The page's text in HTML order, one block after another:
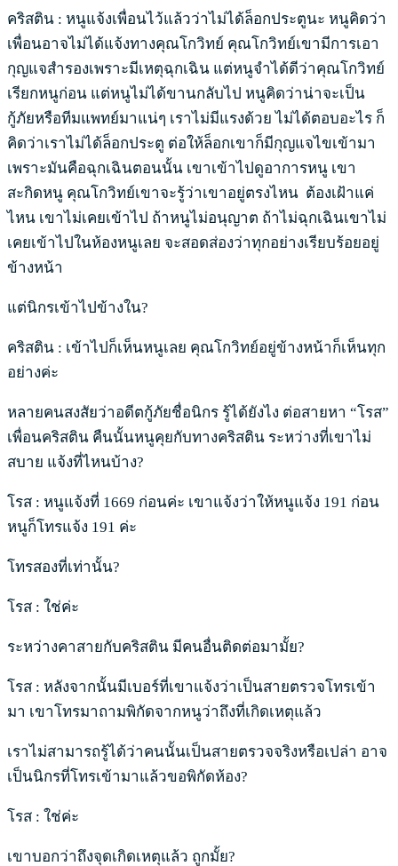
คริสติน : หนูแจ้งเพื่อนไว้แล้วว่าไม่ได้ล็อกประตูนะ หนูคิดว่า
เพื่อนอาจไม่ได้แจ้งทางคุณโกวิทย์ คุณโกวิทย์เขามีการเอา
กุญแจสำรองเพราะมีเหตุฉุกเฉิน แต่หนูจำได้ดีว่าคุณโกวิทย์
เรียกหนูก่อน แต่หนูไม่ได้ขานกลับไป หนูคิดว่าน่าจะเป็น
กู้ภัยหรือทีมแพทย์มาแน่ๆ เราไม่มีแรงด้วย ไม่ได้ตอบอะไร ก็
คิดว่าเราไม่ได้ล็อกประตู ต่อให้ล็อกเขาก็มีกุญแจไขเข้ามา
เพราะมันคือฉุกเฉินตอนนั้น เขาเข้าไปดูอาการหนู เขา
สะกิดหนู คุณโกวิทย์เขาจะรู้ว่าเขาอยู่ตรงไหน ต้องเฝ้าแค่
ไหน เขาไม่เคยเข้าไป ถ้าหนูไม่อนุญาต ถ้าไม่ฉุกเฉินเขาไม่
เคยเข้าไปในห้องหนูเลย จะสอดส่องว่าทุกอย่างเรียบร้อยอยู่
ข้างหน้า
แต่นิกรเข้าไปข้างใน?
คริสติน : เข้าไปก็เห็นหนูเลย คุณโกวิทย์อยู่ข้างหน้าก็เห็นทุก
อย่างค่ะ
หลายคนสงสัยว่าอดีตกู้ภัยชื่อนิกร รู้ได้ยังไง ต่อสายหา “โรส”
เพื่อนคริสติน คืนนั้นหนูคุยกับทางคริสติน ระหว่างที่เขาไม่
สบาย แจ้งที่ไหนบ้าง?
โรส : หนูแจ้งที่ 1669 ก่อนค่ะ เขาแจ้งว่าให้หนูแจ้ง 191 ก่อน
หนูก็โทรแจ้ง 191 ค่ะ
โทรสองที่เท่านั้น?
โรส : ใช่ค่ะ
ระหว่างคาสายกับคริสติน มีคนอื่นติดต่อมามั้ย?
โรส : หลังจากนั้นมีเบอร์ที่เขาแจ้งว่าเป็นสายตรวจโทรเข้า
มา เขาโทรมาถามพิกัดจากหนูว่าถึงที่เกิดเหตุแล้ว
เราไม่สามารถรู้ได้ว่าคนนั้นเป็นสายตรวจจริงหรือเปล่า อาจ
เป็นนิกรที่โทรเข้ามาแล้วขอพิกัดห้อง?
โรส : ใช่ค่ะ
เขาบอกว่าถึงจุดเกิดเหตุแล้ว ถูกมั้ย?